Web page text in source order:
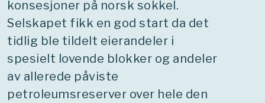
konsesjoner på norsk sokkel.
Selskapet fikk en god start da det
tidlig ble tildelt eierandeler i
spesielt lovende blokker og andeler
av allerede påviste
petroleumsreserver over hele den